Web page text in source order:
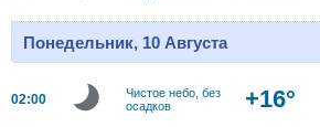
Понедельник, 10 Августа
02:00
Чистое небо, без
осадков
+16°